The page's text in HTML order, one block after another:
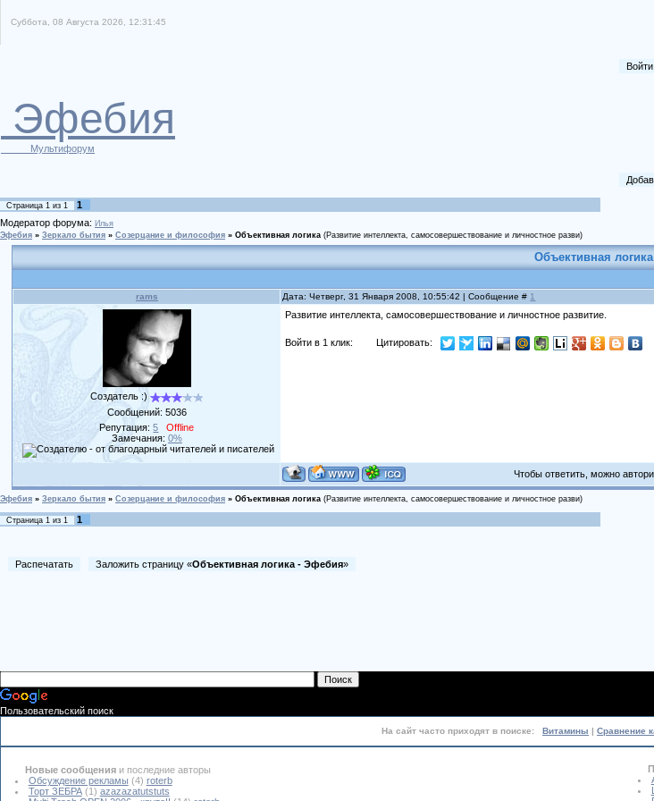
Суббота, 08 Августа 2026, 12:31:45
Войти
Эфебия
Мультифорум
Страница 1 из 1
1
Модератор форума: Илья
Эфебия » Зеркало бытия » Созерцание и философия » Объективная логика (Развитие интеллекта, самосовершествование и личностное разви)
Объективная логика
rams Дата: Четверг, 31 Января 2008, 10:55:42 | Сообщение # 1
Создатель :)
Сообщений: 5036
Репутация:5
Offline
Замечания: 0%
Развитие интеллекта, самосовершествование и личностное развитие.
Войти в 1 клик: Цитировать:
Чтобы ответить, можно
Эфебия » Зеркало бытия » Созерцание и философия » Объективная логика (Развитие интеллекта, самосовершествование и личностное разви)
Страница 1 из 1
1
Распечатать Заложить страницу «Объективная логика - Эфебия»
Пользовательский поиск
На сайт часто приходят в поиске: Витамины | Сравнение
Новые сообщения и последние авторы
Обсуждение рекламы (4) roterb
Торт ЗЕБРА (1) azazazatutstuts